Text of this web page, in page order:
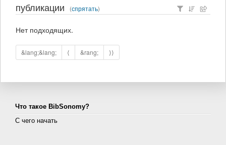
публикации (спрятать)
Нет подходящих.
&lang;&lang; ⟨ &rang; ⟩⟩
Что такое BibSonomy?
С чего начать